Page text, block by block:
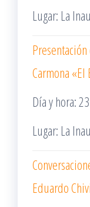
Lugar: La
Carmona
Día y hora:
Lugar: La
Eduardo